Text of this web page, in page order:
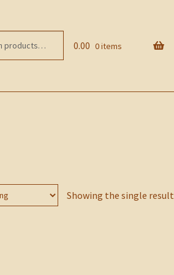
0.00 0 items
Showing the single result